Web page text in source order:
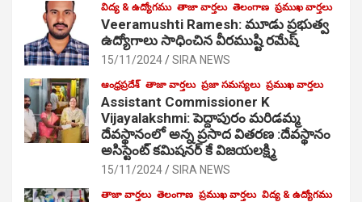
విద్య & ఉద్యోగము తాజా వార్తలు తెలంగాణ ప్రముఖ వార్తలు
Veeramushti Ramesh: మూడు ప్రభుత్వ
ఉద్యోగాలు సాధించిన వీరముష్టి రమేష్
15/11/2024 SIRA NEWS
ఆంధ్రప్రదేశ్ తాజా వార్తలు ప్రజా సమస్యలు ప్రముఖ వార్తలు
Assistant Commissioner K
Vijayalakshmi: పెద్దాపురం మరిడమ్మ
దేవస్థానంలో అన్న ప్రసాద వితరణ :దేవస్థానం
అసిస్టెంట్ కమిషనర్ కే విజయలక్ష్మి
15/11/2024 SIRA NEWS
తాజా వార్తలు తెలంగాణ ప్రముఖ వార్తలు విద్య & ఉద్యోగము